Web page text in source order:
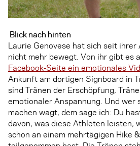
Blick nach hinten
Laurie Genovese hat sich seit ihrer
nicht mehr bewegt. Von ihr gibt es
Facebook-Seite ein emotionales
Ankunft am dortigen Signboard in
sind Tränen der Erschöpfung,
emotionaler Anspannung. Und wer
machen wagt, dem sage ich: Du
davon, was diese Athleten leisten,
schon an einem mehrtägigen Hike